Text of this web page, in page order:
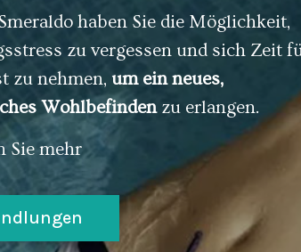
haben Sie die Möglichkeit,
zu vergessen und sich Zeit
zu nehmen, um ein neues,
Wohlbefindenzu erlangen.
Sie mehr